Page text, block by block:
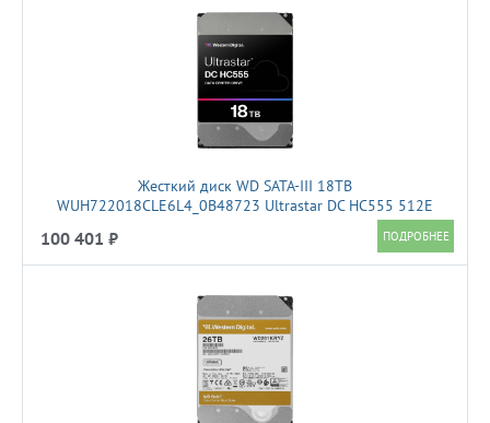
Жесткий диск WD SATA-III 18TB
WUH722018CLE6L4_0B48723 Ultrastar DC HC555 512E
100 401 ₽